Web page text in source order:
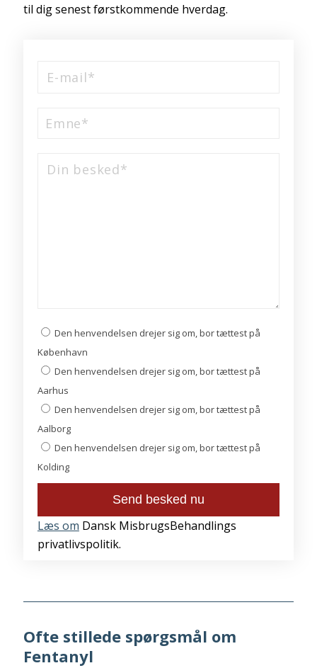
til dig senest førstkommende hverdag.
Den henvendelsen drejer sig om, bor tættest på
København
Den henvendelsen drejer sig om, bor tættest på
Aarhus
Den henvendelsen drejer sig om, bor tættest på
Aalborg
Den henvendelsen drejer sig om, bor tættest på
Kolding
Læs om Dansk MisbrugsBehandlings
privatlivspolitik.
Ofte stillede spørgsmål om
Fentanyl